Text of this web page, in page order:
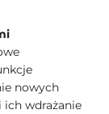
nowych
wdrażanie